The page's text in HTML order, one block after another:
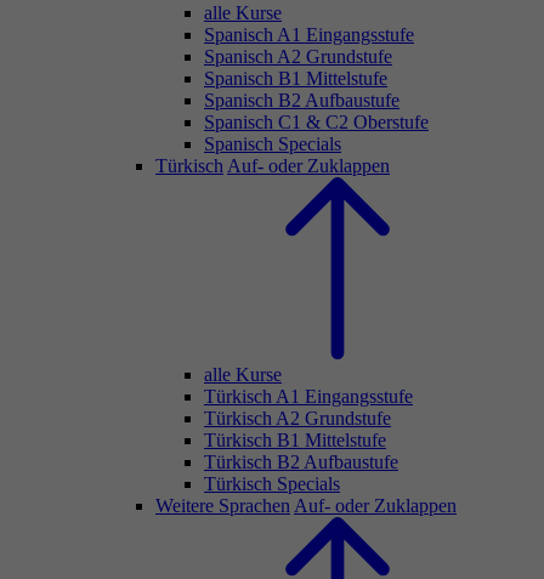
alle Kurse
Spanisch A1 Eingangsstufe
Spanisch A2 Grundstufe
Spanisch B1 Mittelstufe
Spanisch B2 Aufbaustufe
Spanisch C1 & C2 Oberstufe
Spanisch Specials
Türkisch Auf- oder Zuklappen
alle Kurse
Türkisch A1 Eingangsstufe
Türkisch A2 Grundstufe
Türkisch B1 Mittelstufe
Türkisch B2 Aufbaustufe
Türkisch Specials
Weitere Sprachen Auf- oder Zuklappen